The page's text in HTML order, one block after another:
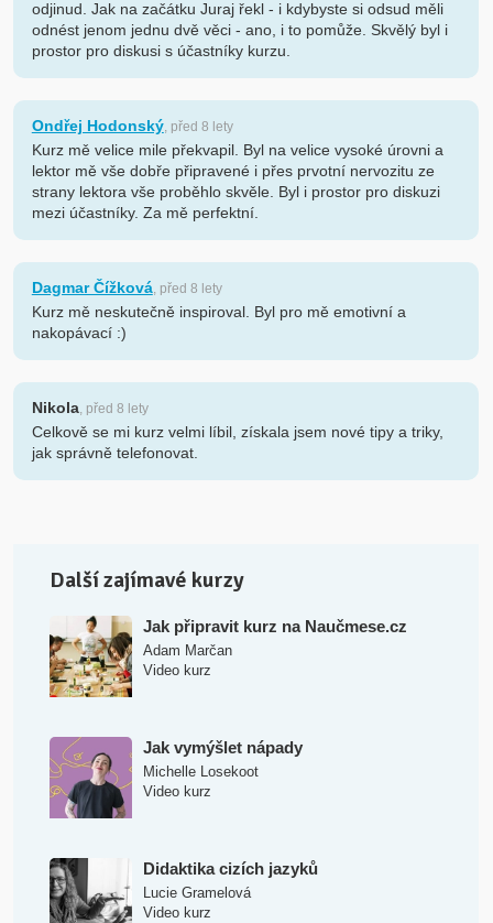
odjinud. Jak na začátku Juraj řekl - i kdybyste si odsud měli
odnést jenom jednu dvě věci - ano, i to pomůže. Skvělý byl i
prostor pro diskusi s účastníky kurzu.
Ondřej Hodonský, před 8 lety
Kurz mě velice mile překvapil. Byl na velice vysoké úrovni a
lektor mě vše dobře připravené i přes prvotní nervozitu ze
strany lektora vše proběhlo skvěle. Byl i prostor pro diskuzi
mezi účastníky. Za mě perfektní.
Dagmar Čížková, před 8 lety
Kurz mě neskutečně inspiroval. Byl pro mě emotivní a
nakopávací :)
Nikola, před 8 lety
Celkově se mi kurz velmi líbil, získala jsem nové tipy a triky,
jak správně telefonovat.
Další zajímavé kurzy
Jak připravit kurz na Naučmese.cz
Adam Marčan
Video kurz
Jak vymýšlet nápady
Michelle Losekoot
Video kurz
Didaktika cizích jazyků
Lucie Gramelová
Video kurz